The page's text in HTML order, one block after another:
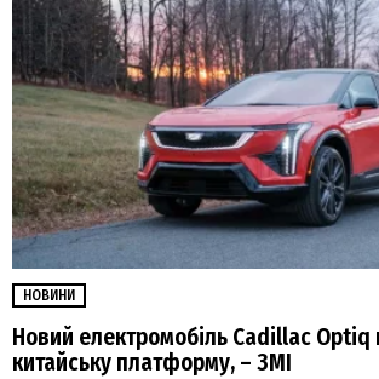
НОВИНИ
Новий електромобіль Cadillac Optiq
китайську платформу, – ЗМІ